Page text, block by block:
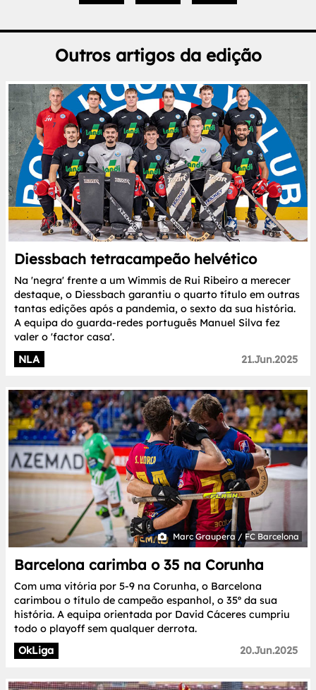
Outros artigos da edição
Diessbach tetracampeão helvético
Na 'negra' frente a um Wimmis de Rui Ribeiro a merecer
destaque, o Diessbach garantiu o quarto título em outras
tantas edições após a pandemia, o sexto da sua história.
A equipa do guarda-redes português Manuel Silva fez
valer o 'factor casa'.
NLA
21.Jun.2025
Marc Graupera / FC Barcelona
Barcelona carimba o 35 na Corunha
Com uma vitória por 5-9 na Corunha, o Barcelona
carimbou o título de campeão espanhol, o 35º da sua
história. A equipa orientada por David Cáceres cumpriu
todo o playoff sem qualquer derrota.
OkLiga
20.Jun.2025